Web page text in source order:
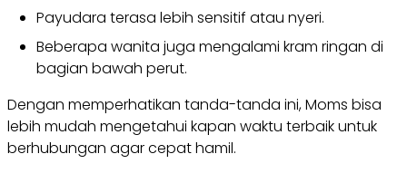
Payudara terasa lebih sensitif atau nyeri.
Beberapa wanita juga mengalami kram ringan di
bagian bawah perut.
Dengan memperhatikan tanda-tanda ini, Moms bisa
lebih mudah mengetahui kapan waktu terbaik untuk
berhubungan agar cepat hamil.